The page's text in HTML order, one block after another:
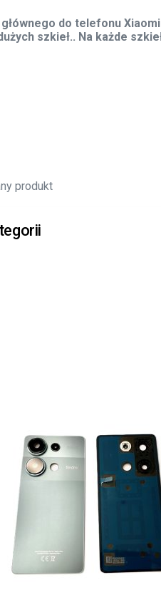
do telefonu
szkieł.. Na każde
produkt